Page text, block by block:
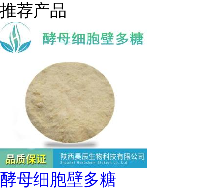
推荐产品
酵母细胞壁多糖